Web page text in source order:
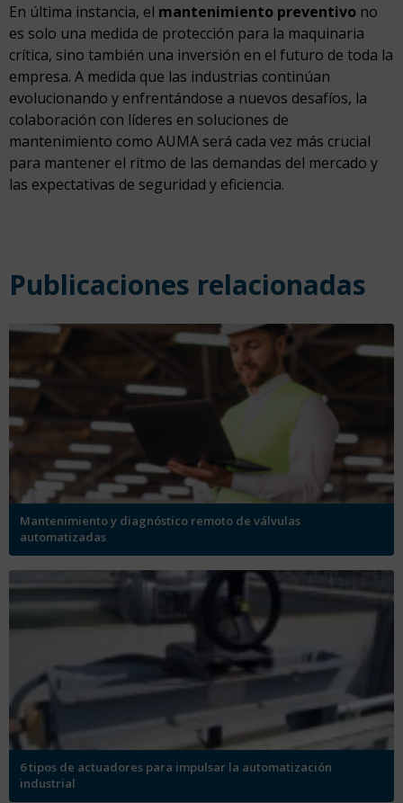
En última instancia, el mantenimiento preventivo no
es solo una medida de protección para la maquinaria
crítica, sino también una inversión en el futuro de toda la
empresa. A medida que las industrias continúan
evolucionando y enfrentándose a nuevos desafíos, la
colaboración con líderes en soluciones de
mantenimiento como AUMA será cada vez más crucial
para mantener el ritmo de las demandas del mercado y
las expectativas de seguridad y eficiencia.
Publicaciones relacionadas
Mantenimiento y diagnóstico remoto de válvulas
automatizadas
6 tipos de actuadores para impulsar la automatización
industrial